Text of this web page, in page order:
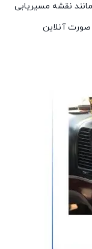
نقشه مسیریابی
آنلاین